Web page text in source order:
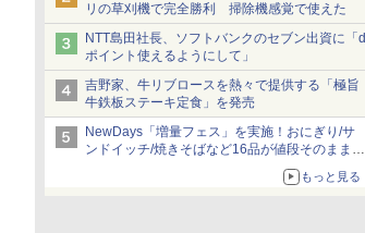
リの草刈機で完全勝利 掃除機感覚で使えた
NTT島田社長、ソフトバンクのセブン出資に「d
ポイント使えるようにして」
吉野家、牛リブロースを熱々で提供する「極旨
牛鉄板ステーキ定食」を発売
NewDays「増量フェス」を実施！おにぎり/サ
ンドイッチ/焼きそばなど16品が値段そのままで
もっと見る